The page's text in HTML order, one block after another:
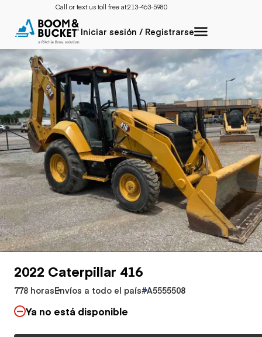
Call or text us toll free at:213-463-5980
Iniciar sesión / Registrarse
2022 Caterpillar 416
778 horasEnvíos a todo el país#A5555508
Ya no está disponible